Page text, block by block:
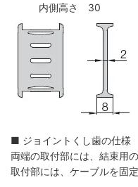
内側高さ 30
■ ジョイントくし歯の仕様
両端の取付部には、結束用
取付部には、ケーブルを固